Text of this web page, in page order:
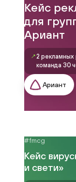
Кейс
для
Ариант
↗2 рекламных
команда 30
Ариант
#fmcg
Кейс
и свети»